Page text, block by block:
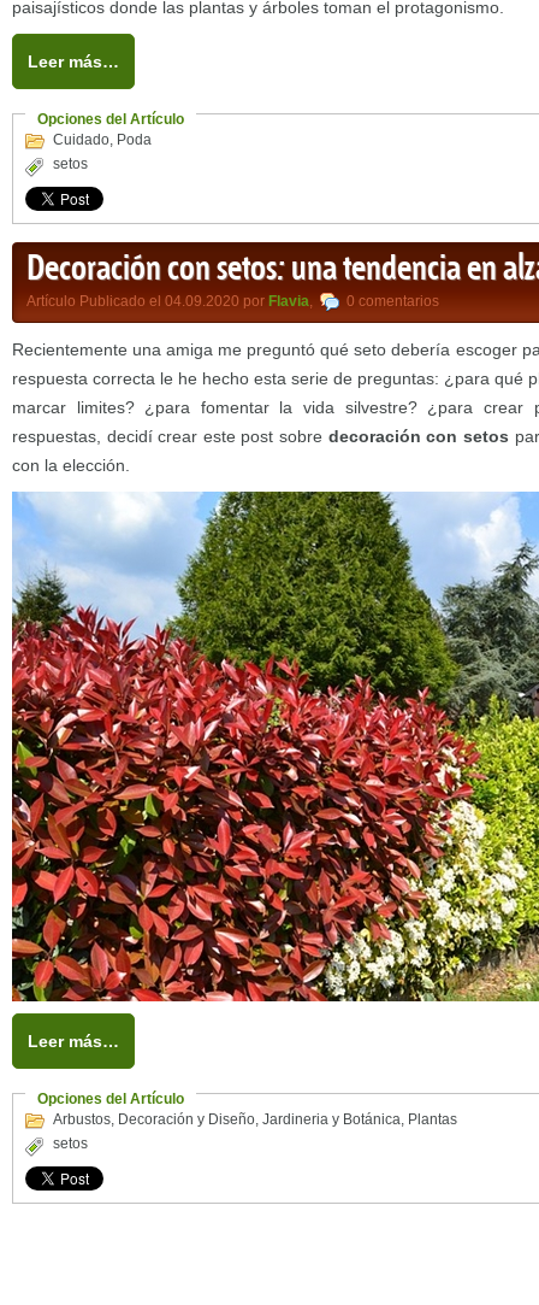
paisajísticos donde las plantas y árboles toman el protagonismo.
Leer más…
Opciones del Artículo
Cuidado, Poda
setos
Decoración con setos: una tendencia en
Artículo Publicado el 04.09.2020 por Flavia, 0 comentarios
Recientemente una amiga me preguntó qué seto debería escoger
respuesta correcta le he hecho esta serie de preguntas: ¿para qué
marcar limites? ¿para fomentar la vida silvestre? ¿para crear
respuestas, decidí crear este post sobre decoración con setos
con la elección.
Leer más…
Opciones del Artículo
Arbustos, Decoración y Diseño, Jardineria y Botánica, Plantas
setos